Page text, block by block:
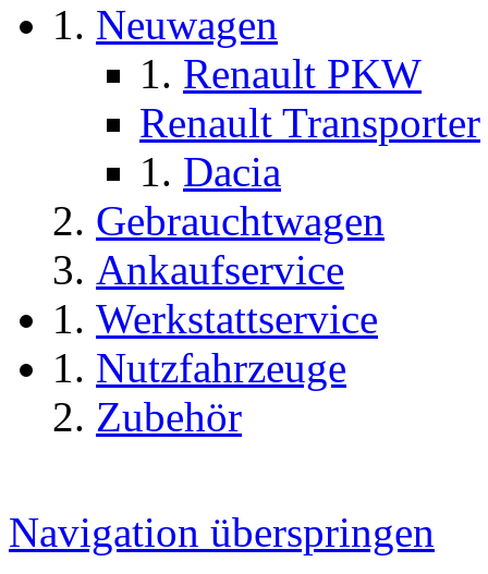
Neuwagen
Renault PKW
Renault Transporter
Dacia
Gebrauchtwagen
Ankaufservice
Werkstattservice
Nutzfahrzeuge
Zubehör
Navigation überspringen